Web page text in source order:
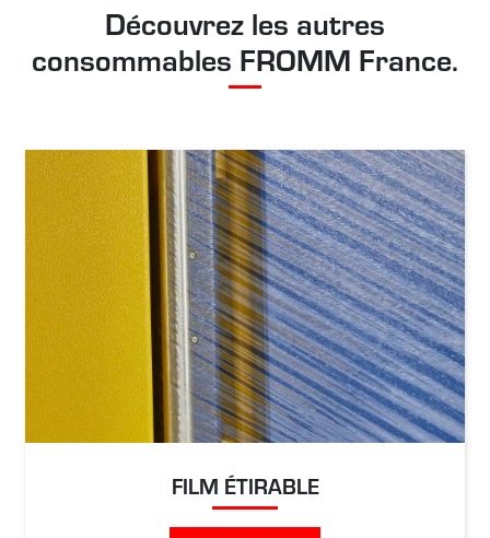
Découvrez les autres
consommables FROMM France.
FILM ÉTIRABLE